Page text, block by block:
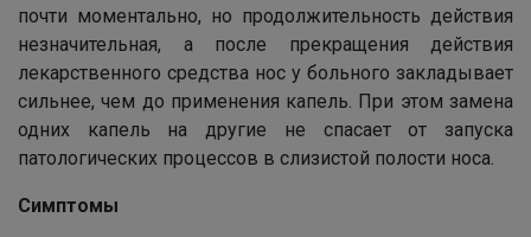
почти моментально, но продолжительность действия
незначительная, а после прекращения действия
лекарственного средства нос у больного закладывает
сильнее, чем до применения капель. При этом замена
одних капель на другие не спасает от запуска
патологических процессов в слизистой полости носа.
Симптомы